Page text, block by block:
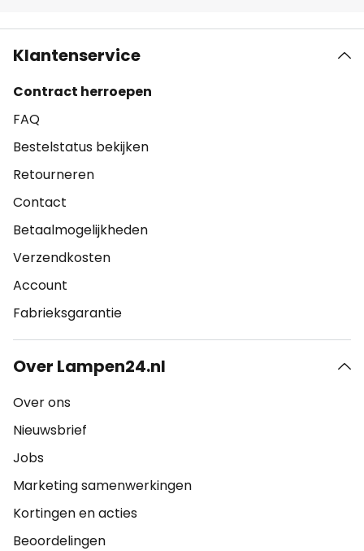
Klantenservice
Contract herroepen
FAQ
Bestelstatus bekijken
Retourneren
Contact
Betaalmogelijkheden
Verzendkosten
Account
Fabrieksgarantie
Over Lampen24.nl
Over ons
Nieuwsbrief
Jobs
Marketing samenwerkingen
Kortingen en acties
Beoordelingen